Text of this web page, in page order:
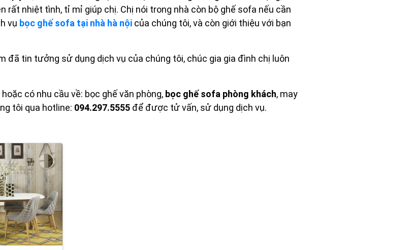
rất nhiệt tình, tỉ mỉ giúp chị. Chị nói trong nhà còn bộ ghế sofa nếu cần
vụ bọc ghế sofa tại nhà hà nội của chúng tôi, và còn giới thiệu với bạn
đã tin tưởng sử dụng dịch vụ của chúng tôi, chúc gia gia đình chị luôn
có nhu cầu về: bọc ghế văn phòng, bọc ghế sofa phòng khách, may
tôi qua hotline: 094.297.5555 để được tử vấn, sử dụng dịch vụ.